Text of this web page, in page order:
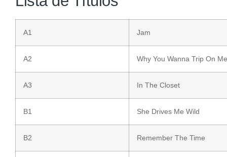
A1 Jam
A2 Why You Wanna Trip On Me
A3 In The Closet
B1 She Drives Me Wild
B2 Remember The Time